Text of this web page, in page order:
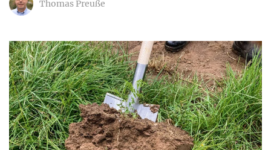
Thomas Preuße